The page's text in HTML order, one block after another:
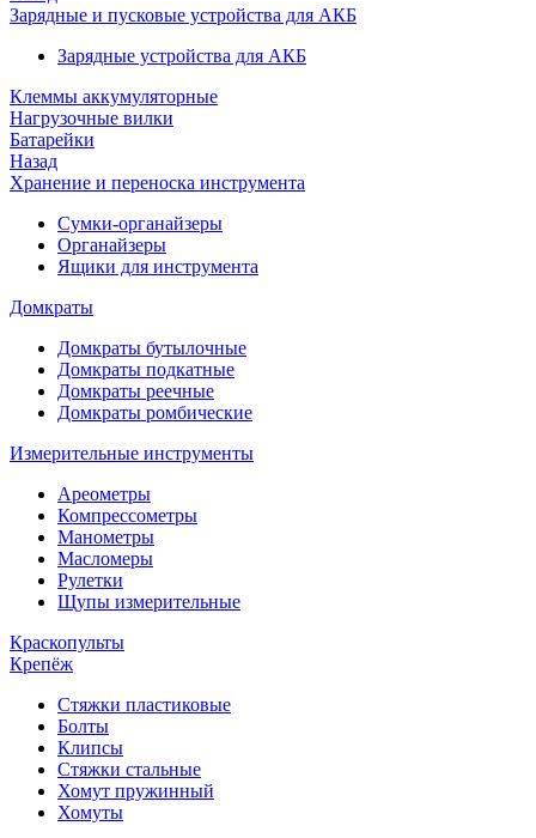
Зарядные и пусковые устройства для АКБ
Зарядные устройства для АКБ
Клеммы аккумуляторные
Нагрузочные вилки
Батарейки
Назад
Хранение и переноска инструмента
Сумки-органайзеры
Органайзеры
Ящики для инструмента
Домкраты
Домкраты бутылочные
Домкраты подкатные
Домкраты реечные
Домкраты ромбические
Измерительные инструменты
Ареометры
Компрессометры
Манометры
Масломеры
Рулетки
Щупы измерительные
Краскопульты
Крепёж
Стяжки пластиковые
Болты
Клипсы
Стяжки стальные
Хомут пружинный
Хомуты